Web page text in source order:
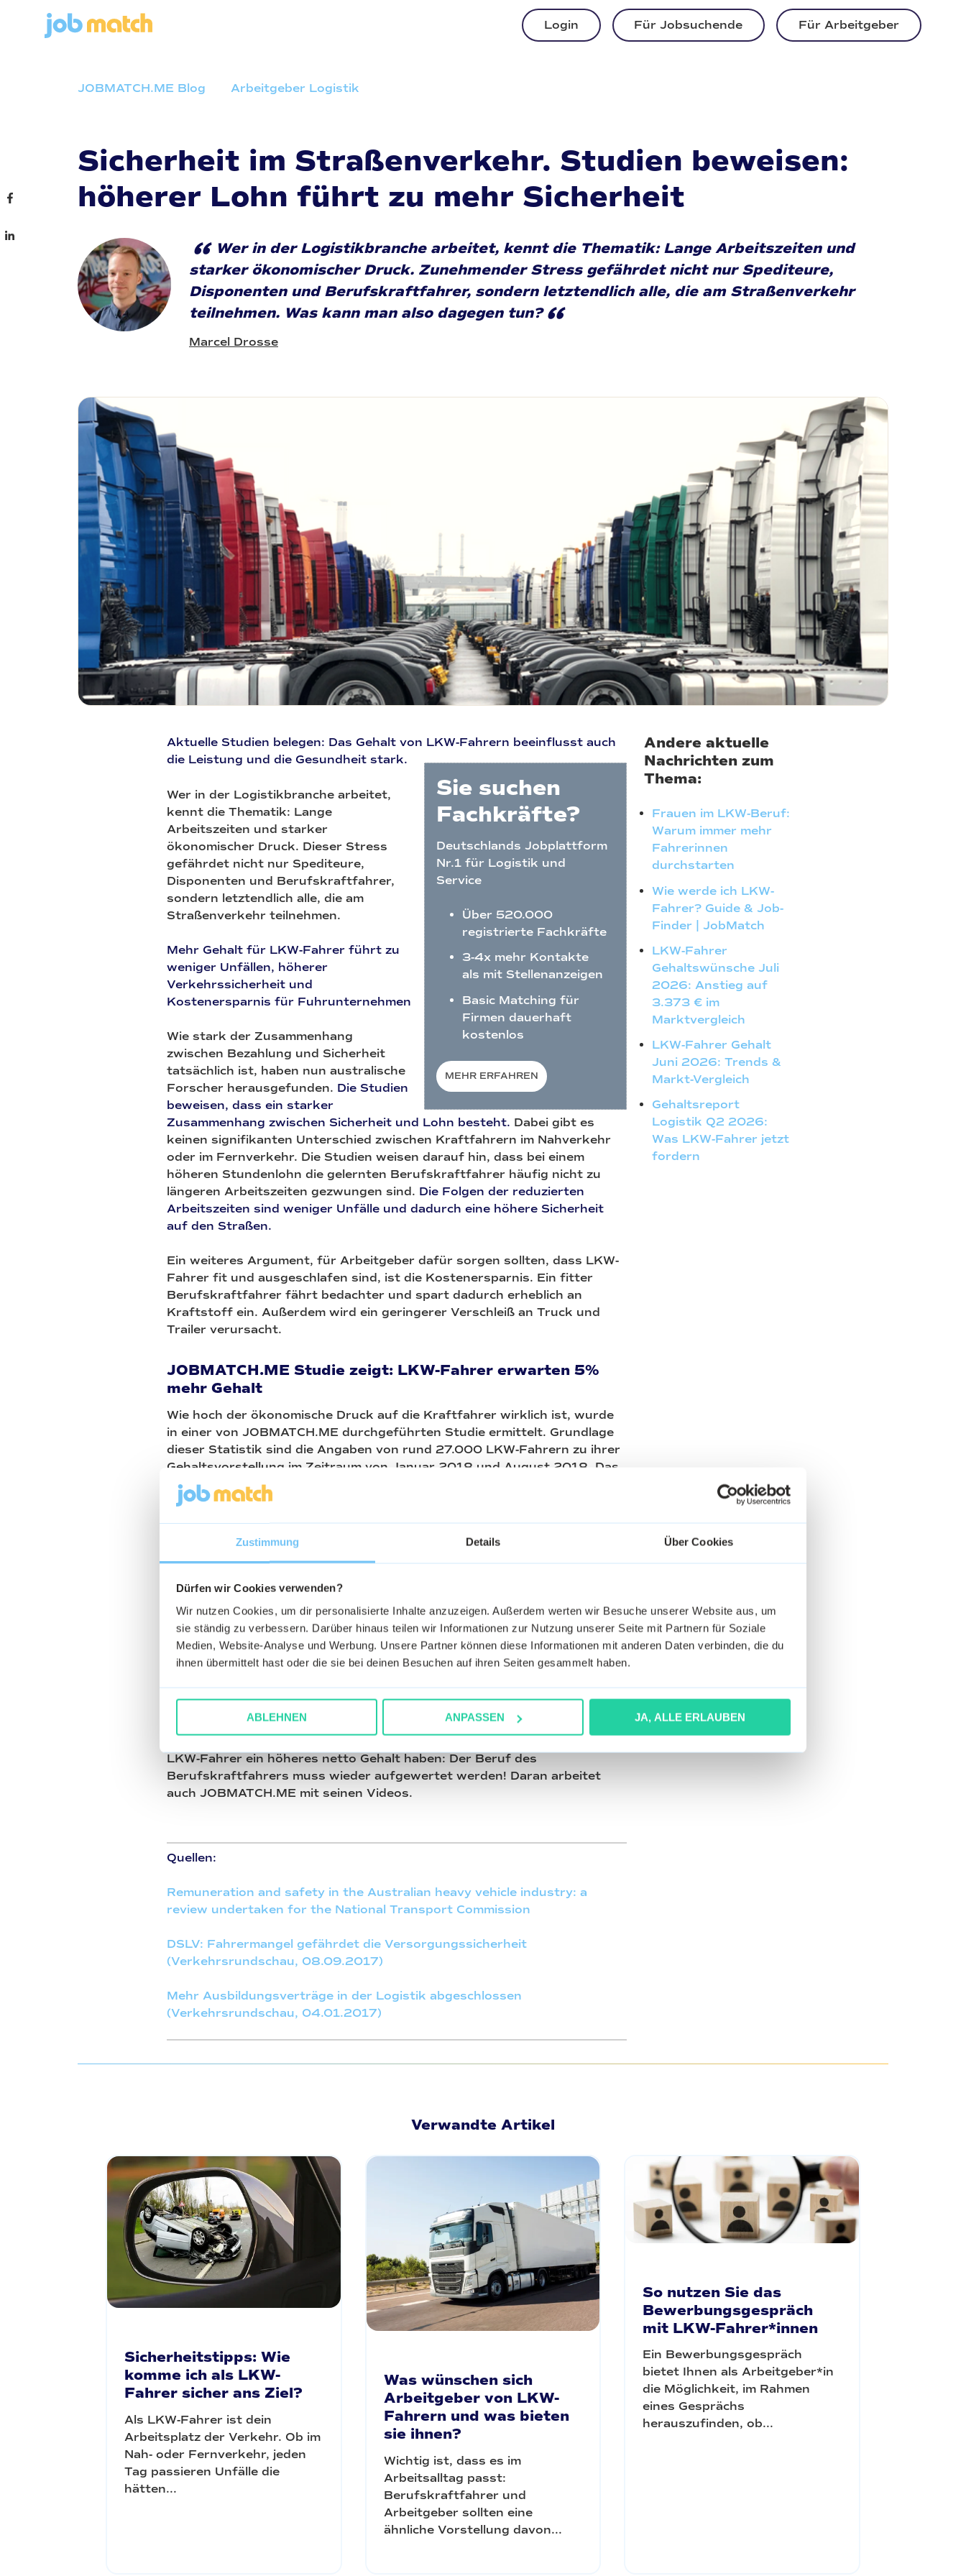
Zustimmung Details Über Cookies
Dürfen wir Cookies verwenden?
Wir nutzen Cookies, um dir personalisierte Inhalte anzuzeigen. Außerdem werten wir Besuche unserer Website aus, um
sie ständig zu verbessern. Darüber hinaus teilen wir Informationen zur Nutzung unserer Seite mit Partnern für Soziale
Medien, Website-Analyse und Werbung. Unsere Partner können diese Informationen mit anderen Daten verbinden, die du
ihnen übermittelt hast oder die sie bei deinen Besuchen auf ihren Seiten gesammelt haben.
ABLEHNEN ANPASSEN JA, ALLE ERLAUBEN
Login Für Jobsuchende Für Arbeitgeber
JOBMATCH.ME Blog Arbeitgeber Logistik
Sicherheit im Straßenverkehr. Studien beweisen:
höherer Lohn führt zu mehr Sicherheit
“ Wer in der Logistikbranche arbeitet, kennt die Thematik: Lange Arbeitszeiten und
starker ökonomischer Druck. Zunehmender Stress gefährdet nicht nur Spediteure,
Disponenten und Berufskraftfahrer, sondern letztendlich alle, die am Straßenverkehr
teilnehmen. Was kann man also dagegen tun?“
Marcel Drosse
Aktuelle Studien belegen: Das Gehalt von LKW-Fahrern beeinflusst auch
die Leistung und die Gesundheit stark.
Sie suchen
Fachkräfte?
Deutschlands Jobplattform
Nr.1 für Logistik und
Service
Über 520.000
registrierte Fachkräfte
3-4x mehr Kontakte
als mit Stellenanzeigen
Basic Matching für
Firmen dauerhaft
kostenlos
MEHR ERFAHREN
Wer in der Logistikbranche arbeitet,
kennt die Thematik: Lange
Arbeitszeiten und starker
ökonomischer Druck. Dieser Stress
gefährdet nicht nur Spediteure,
Disponenten und Berufskraftfahrer,
sondern letztendlich alle, die am
Straßenverkehr teilnehmen.
Mehr Gehalt für LKW-Fahrer führt zu
weniger Unfällen, höherer
Verkehrssicherheit und
Kostenersparnis für Fuhrunternehmen
Wie stark der Zusammenhang
zwischen Bezahlung und Sicherheit
tatsächlich ist, haben nun australische
Forscher herausgefunden. Die Studien
beweisen, dass ein starker
Zusammenhang zwischen Sicherheit und Lohn besteht. Dabei gibt es
keinen signifikanten Unterschied zwischen Kraftfahrern im Nahverkehr
oder im Fernverkehr. Die Studien weisen darauf hin, dass bei einem
höheren Stundenlohn die gelernten Berufskraftfahrer häufig nicht zu
längeren Arbeitszeiten gezwungen sind. Die Folgen der reduzierten
Arbeitszeiten sind weniger Unfälle und dadurch eine höhere Sicherheit
auf den Straßen.
Ein weiteres Argument, für Arbeitgeber dafür sorgen sollten, dass LKW-
Fahrer fit und ausgeschlafen sind, ist die Kostenersparnis. Ein fitter
Berufskraftfahrer fährt bedachter und spart dadurch erheblich an
Kraftstoff ein. Außerdem wird ein geringerer Verschleiß an Truck und
Trailer verursacht.
JOBMATCH.ME Studie zeigt: LKW-Fahrer erwarten 5%
mehr Gehalt
Wie hoch der ökonomische Druck auf die Kraftfahrer wirklich ist, wurde
in einer von JOBMATCH.ME durchgeführten Studie ermittelt. Grundlage
dieser Statistik sind die Angaben von rund 27.000 LKW-Fahrern zu ihrer
Gehaltsvorstellung im Zeitraum von Januar 2018 und August 2018. Das
Ergebnis: In dieser Zeit gab es einen signifikanten Anstieg von 5 Prozent
bei dem durchschnittlich erwarteten Verdienst. LKW-Fahrer erwarten
ökonomischen Druckes auf Kraftfahrer in Deutschland.
In der Theorie klingt es also relativ einfach.
Besser bezahlte Kraftfahrer
müssen weniger arbeiten, sind dadurch leistungsfähiger und fahren
besser.
Doch viele Unternehmen der Logistikbranche leiden an
Fahrermangel. Aktuell fehlen rund 45.000 LKW-Fahrer in Deutschland.
2018 gab es zwar 3951 und damit 9,4 Prozent mehr Berufskraftfahrer
Azubis als im Vorjahr aber auch dies ist nur ein Tropfen auf den heißen
LKW-Fahrer ein höheres netto Gehalt haben: Der Beruf des
Berufskraftfahrers muss wieder aufgewertet werden! Daran arbeitet
auch JOBMATCH.ME mit seinen Videos.
Quellen:
Remuneration and safety in the Australian heavy vehicle industry: a
review undertaken for the National Transport Commission
DSLV: Fahrermangel gefährdet die Versorgungssicherheit
(Verkehrsrundschau, 08.09.2017)
Mehr Ausbildungsverträge in der Logistik abgeschlossen
(Verkehrsrundschau, 04.01.2017)
Andere aktuelle
Nachrichten zum
Thema:
Frauen im LKW-Beruf:
Warum immer mehr
Fahrerinnen
durchstarten
Wie werde ich LKW-
Fahrer? Guide & Job-
Finder | JobMatch
LKW-Fahrer
Gehaltswünsche Juli
2026: Anstieg auf
3.373 € im
Marktvergleich
LKW-Fahrer Gehalt
Juni 2026: Trends &
Markt-Vergleich
Gehaltsreport
Logistik Q2 2026:
Was LKW-Fahrer jetzt
fordern
Verwandte Artikel
Sicherheitstipps: Wie
komme ich als LKW-
Fahrer sicher ans Ziel?
Als LKW-Fahrer ist dein
Arbeitsplatz der Verkehr. Ob im
Nah- oder Fernverkehr, jeden
Tag passieren Unfälle die
hätten...
Was wünschen sich
Arbeitgeber von LKW-
Fahrern und was bieten
sie ihnen?
Wichtig ist, dass es im
Arbeitsalltag passt:
Berufskraftfahrer und
Arbeitgeber sollten eine
ähnliche Vorstellung davon...
So nutzen Sie das
Bewerbungsgespräch
mit LKW-Fahrer*innen
Ein Bewerbungsgespräch
bietet Ihnen als Arbeitgeber*in
die Möglichkeit, im Rahmen
eines Gesprächs
herauszufinden, ob...